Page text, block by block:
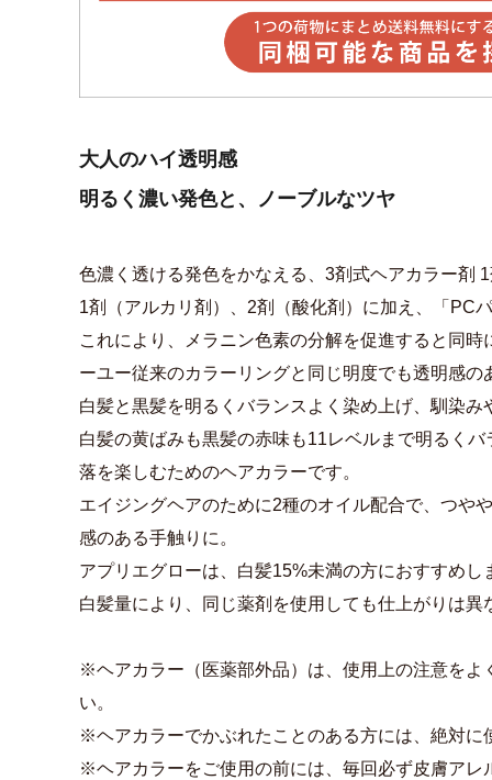
大人のハイ透明感
明るく濃い発色と、ノーブルなツヤ
色濃く透ける発色をかなえる、3剤式ヘアカラー剤
1剤（アルカリ剤）、2剤（酸化剤）に加え、「PC
これにより、メラニン色素の分解を促進すると同
ーユー従来のカラーリングと同じ明度でも透明感の
白髪と黒髪を明るくバランスよく染め上げ、馴染み
白髪の黄ばみも黒髪の赤味も11レベルまで明るく
落を楽しむためのヘアカラーです。
エイジングヘアのために2種のオイル配合で、つや
感のある手触りに。
アプリエグローは、白髪15%未満の方におすすめし
白髪量により、同じ薬剤を使用しても仕上がりは異
※ヘアカラー（医薬部外品）は、使用上の注意をよ
い。
※ヘアカラーでかぶれたことのある方には、絶対に
※ヘアカラーをご使用の前には、毎回必ず皮膚アレ